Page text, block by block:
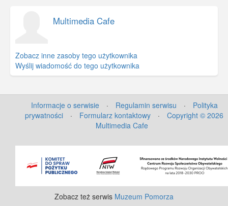
Multimedia Cafe
Zobacz inne zasoby tego użytkownika
Wyślij wiadomość do tego użytkownika
Informacje o serwisie · Regulamin serwisu ·
Polityka
prywatności
· Formularz kontaktowy ·
Copyright © 2026
Multimedia Cafe
Zobacz też serwis Muzeum Pomorza